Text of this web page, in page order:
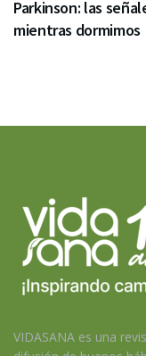
Parkinson: las
mientras dormimos
VIDASANA es una